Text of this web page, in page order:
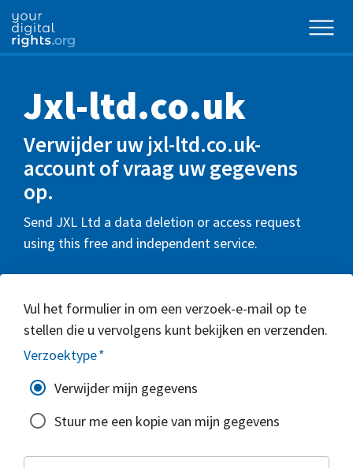
Jxl-ltd.co.uk
Verwijder uw jxl-ltd.co.uk-
account of vraag uw gegevens
op.
Send JXL Ltd a data deletion or access request
using this free and independent service.
Vul het formulier in om een verzoek-e-mail op te
stellen die u vervolgens kunt bekijken en verzenden.
Verzoektype*
Verwijder mijn gegevens
Stuur me een kopie van mijn gegevens